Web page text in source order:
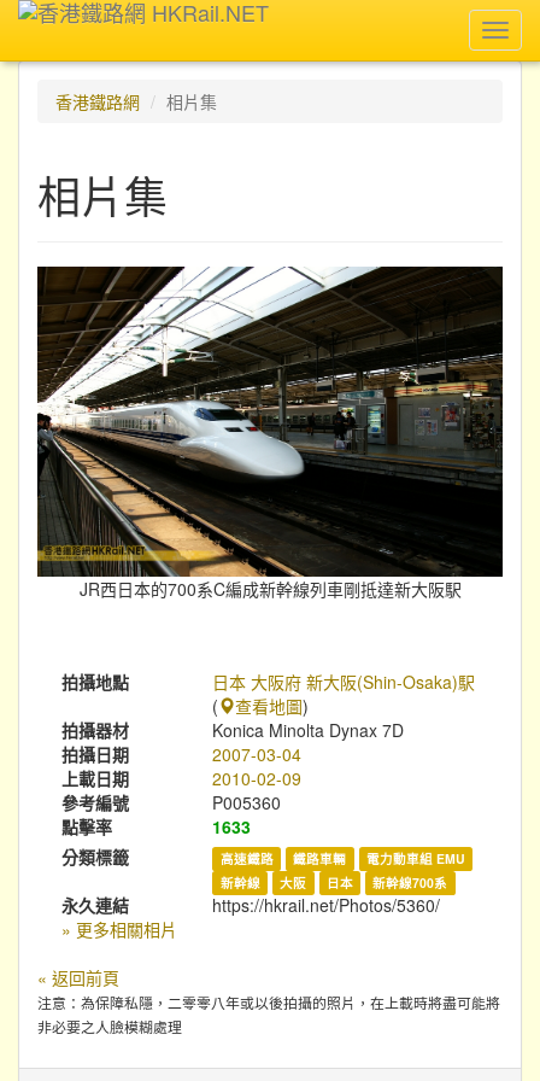
香港鐵路網
相片集
相片集
JR西日本的700系C編成新幹線列車剛抵達新大阪駅
拍攝地點
日本 大阪府 新大阪(Shin-Osaka)駅
(
查看地圖)
拍攝器材
Konica Minolta Dynax 7D
拍攝日期
2007-03-04
上載日期
2010-02-09
參考編號
P005360
點擊率
1633
分類標籤
高速鐵路 鐵路車輛
電力動車組 EMU
新幹線
大阪 日本 新幹線700系
永久連結
https://hkrail.net/Photos/5360/
» 更多相關相片
« 返回前頁
注意：為保障私隱，二零零八年或以後拍攝的照片，在上載時將盡可能將
非必要之人臉模糊處理